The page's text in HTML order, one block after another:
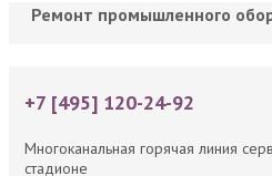
Ремонт промышленного
+7 [495] 120-24-92
Многоканальная горячая линия
стадионе